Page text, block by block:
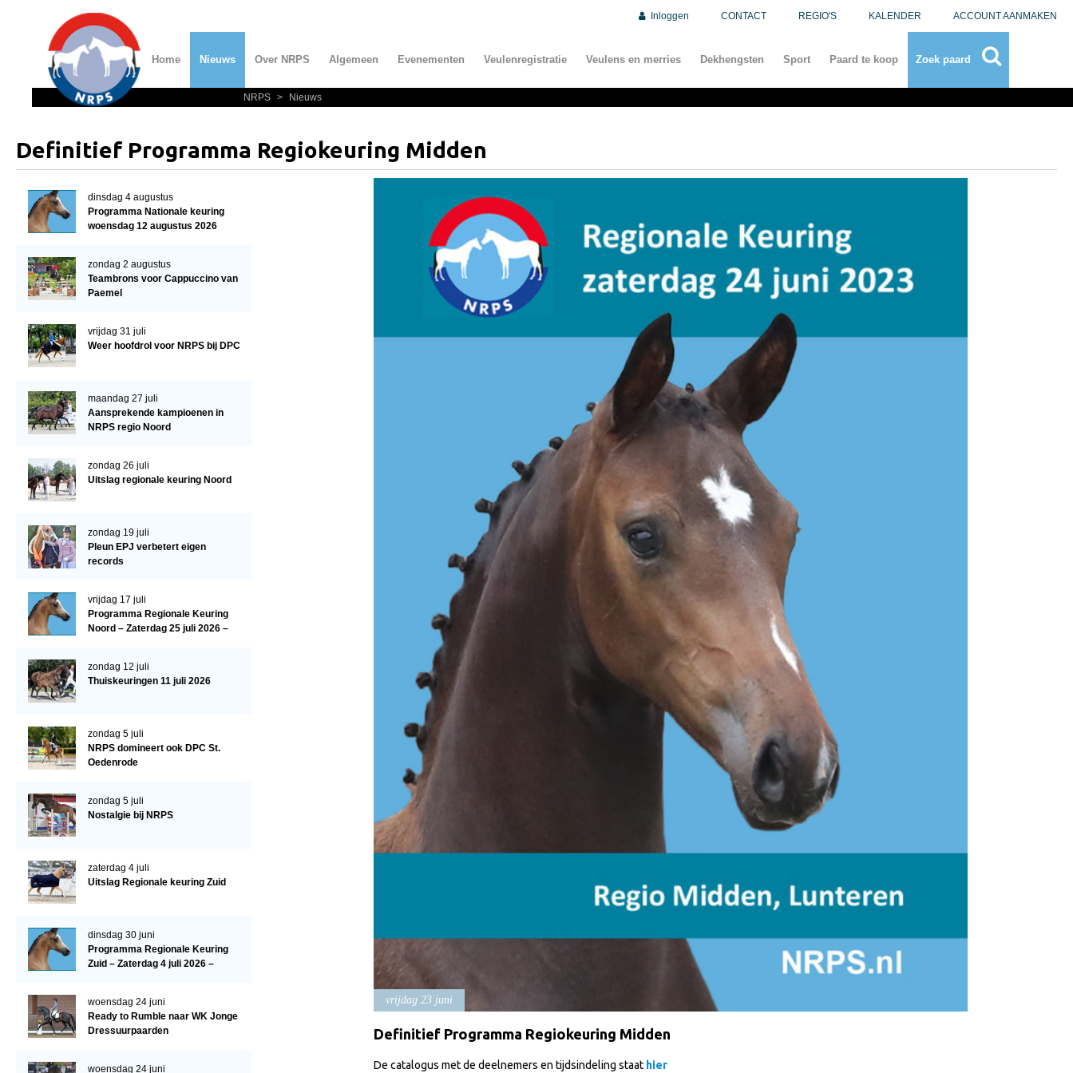
Inloggen CONTACT REGIO'S KALENDER ACCOUNT AANMAKEN
Home Nieuws Over NRPS Algemeen Evenementen Veulenregistratie Veulens en merries Dekhengsten Sport Paard te koop Zoek paard
Over NRPS
Lidmaatschap NRPS
Lid worden
Statuten en reglementen
Privacyverklaring
Algemeen
Import registratie
Veulenregistratie
I&R Registratie
Informatie overschrijven paspoort
Animal Health Regulation
Marktplaats
Tarievenlijst
Veel gestelde vragen
Webshop
NRPS Select Sale
Hengstenkeuring
Late Veulenkeuring
Wereldkampioenschap Jonge Paarden
Evenementen
NRPS > Nieuws
Definitief Programma Regiokeuring Midden
vrijdag 23 juni
Definitief Programma Regiokeuring Midden
De catalogus met de deelnemers en tijdsindeling staat hier
dinsdag 4 augustus
Programma Nationale keuring
woensdag 12 augustus 2026
zondag 2 augustus
Teambrons voor Cappuccino van
Paemel
vrijdag 31 juli
Weer hoofdrol voor NRPS bij DPC
maandag 27 juli
Aansprekende kampioenen in
NRPS regio Noord
zondag 26 juli
Uitslag regionale keuring Noord
zondag 19 juli
Pleun EPJ verbetert eigen
records
vrijdag 17 juli
Programma Regionale Keuring
Noord – Zaterdag 25 juli 2026 –
zondag 12 juli
Thuiskeuringen 11 juli 2026
zondag 5 juli
NRPS domineert ook DPC St.
Oedenrode
zondag 5 juli
Nostalgie bij NRPS
zaterdag 4 juli
Uitslag Regionale keuring Zuid
dinsdag 30 juni
Programma Regionale Keuring
Zuid – Zaterdag 4 juli 2026 –
woensdag 24 juni
Ready to Rumble naar WK Jonge
Dressuurpaarden
woensdag 24 juni